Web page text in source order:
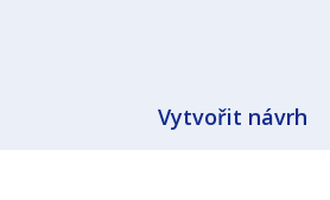
Vytvořit návrh